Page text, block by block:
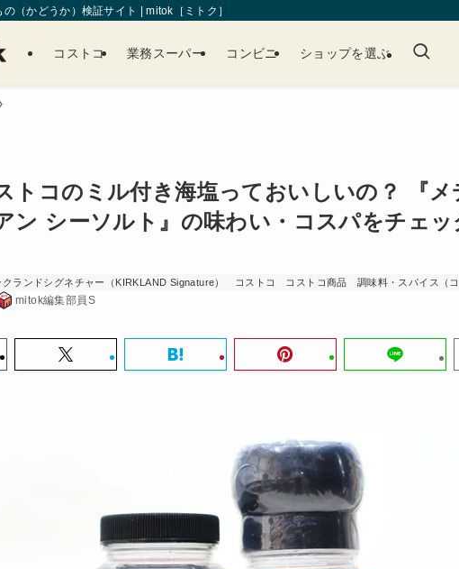
（かどうか）検証サイト | mitok［ミトク］
コストコ 業務スーパー コンビニ ショップを選ぶ
トコのミル付き海塩っておいしいの？ 『メ
ン シーソルト』の味わい・コスパをチェ
クランドシグネチャー（KIRKLAND Signature） コストコ コストコ商品 調味料・スパイス（コ
mitok編集部員S